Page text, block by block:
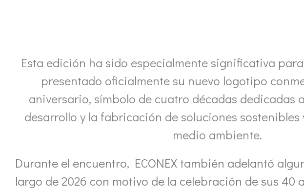
Esta edición ha sido especialmente significativa
presentado oficialmente su nuevo logotipo
aniversario, símbolo de cuatro décadas dedicadas
desarrollo y la fabricación de soluciones sostenibles
medio ambiente.
Durante el encuentro, ECONEX también adelantó
largo de 2026 con motivo de la celebración de sus 40